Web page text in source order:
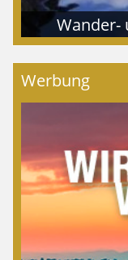
Wander-
Werbung